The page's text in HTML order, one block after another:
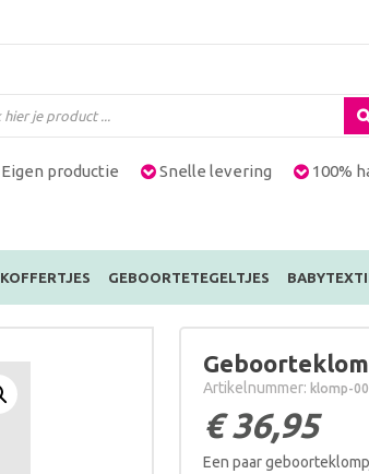
Eigen productie Snelle levering 100%
KOFFERTJES GEBOORTETEGELTJES
Artikelnummer: klomp-
€36,95
Een paar